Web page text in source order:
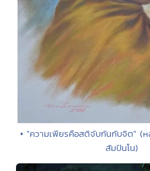
• "ความเพียรคือสติจับกันกับจิต"
สัมปันโน)